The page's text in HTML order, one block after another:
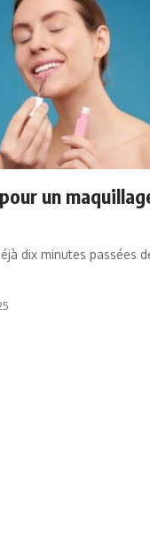
un
dix minutes passées